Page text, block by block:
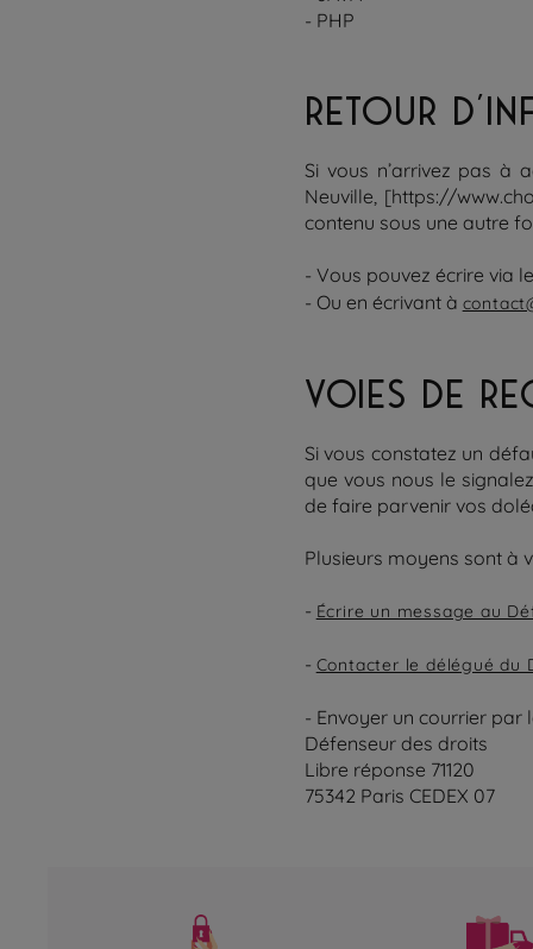
- PHP
RETOUR
Si vous n’arrivez pas à
Neuville, [https://
contenu sous une autre
- Vous pouvez écrire via le
- Ou en écrivant à
VOIES DE
Si vous constatez un
que vous nous le
de faire parvenir vos
Plusieurs moyens sont à
- Écrire un message au
- Contacter le délégué du
- Envoyer un courrier
Défenseur des droits
Libre réponse 71120
75342 Paris CEDEX 07